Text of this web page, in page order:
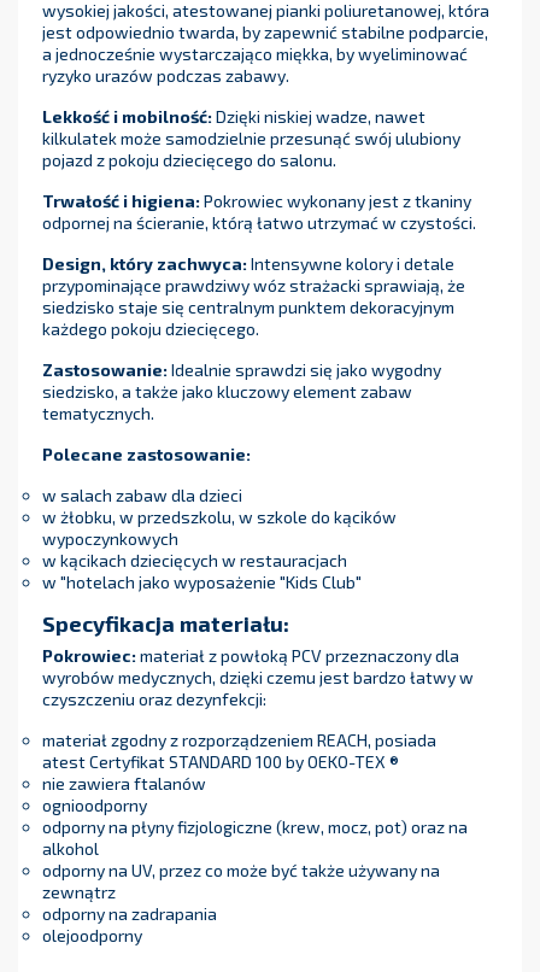
wysokiej jakości, atestowanej pianki poliuretanowej, która
jest odpowiednio twarda, by zapewnić stabilne podparcie,
a jednocześnie wystarczająco miękka, by wyeliminować
ryzyko urazów podczas zabawy.
Lekkość i mobilność:Dzięki niskiej wadze, nawet
kilkulatek może samodzielnie przesunąć swój ulubiony
pojazd z pokoju dziecięcego do salonu.
Trwałość i higiena:Pokrowiec wykonany jest z tkaniny
odpornej na ścieranie, którą łatwo utrzymać w czystości.
Design, który zachwyca:Intensywne kolory i detale
przypominające prawdziwy wóz strażacki sprawiają, że
siedzisko staje się centralnym punktem dekoracyjnym
każdego pokoju dziecięcego.
Zastosowanie:Idealnie sprawdzi się jako wygodny
siedzisko, a także jako kluczowy element zabaw
tematycznych.
Polecane zastosowanie:
w salach zabaw dla dzieci
w żłobku, w przedszkolu, w szkole do kącików
wypoczynkowych
w kącikach dziecięcych w restauracjach
w "hotelach jako wyposażenie "Kids Club"
Specyfikacja materiału:
Pokrowiec:materiał z powłoką PCV przeznaczony dla
wyrobów medycznych, dzięki czemu jest bardzo łatwy w
czyszczeniu oraz dezynfekcji:
materiał zgodny z rozporządzeniem REACH, posiada
atest Certyfikat STANDARD 100 by OEKO-TEX ®
nie zawiera ftalanów
ognioodporny
odporny na płyny fizjologiczne (krew, mocz, pot) oraz na
alkohol
odporny na UV, przez co może być także używany na
zewnątrz
odporny na zadrapania
olejoodporny